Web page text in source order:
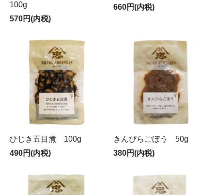
100g
570円(内税)
660円(内税)
ひじき五目煮 100g
490円(内税)
きんぴらごぼう 50g
380円(内税)